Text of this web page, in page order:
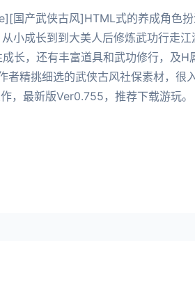
国产武侠古风]HTML式的养成角色扮
小成长到到大美人后修炼武功行走江
长，还有丰富道具和武功修行，及H
者精挑细选的武侠古风社保素材，很
，最新版Ver0.755，推荐下载游玩。